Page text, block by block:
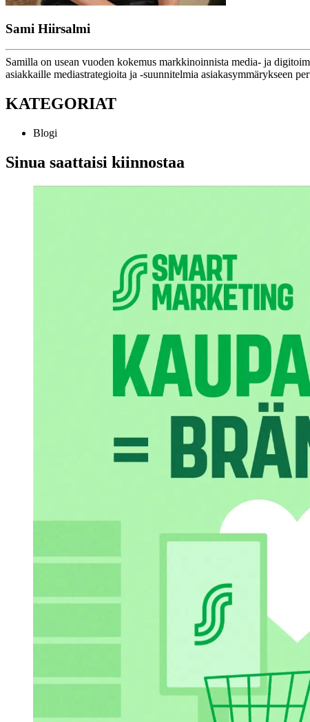
Sami Hiirsalmi
Samilla on usean vuoden kokemus markkinoinnista media- ja
asiakkaille mediastrategioita ja -suunnitelmia asiakasymmärykseen
KATEGORIAT
Blogi
Sinua saattaisi kiinnostaa